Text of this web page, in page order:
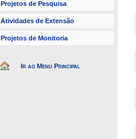
Projetos de Pesquisa
Atividades de Extensão
Projetos de Monitoria
Ir ao Menu Principal